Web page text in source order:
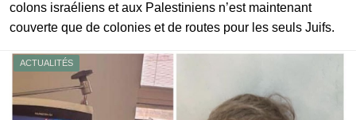
colons israéliens et aux Palestiniens n’est maintenant
couverte que de colonies et de routes pour les seuls Juifs.
ACTUALITÉS